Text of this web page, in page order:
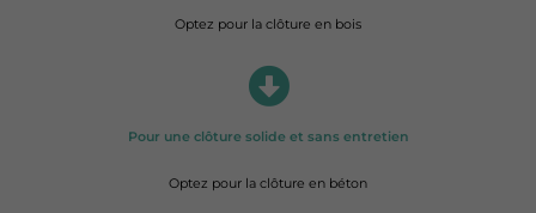
Optez pour la clôture en bois
Pour une clôture solide et sans entretien
Optez pour la clôture en béton